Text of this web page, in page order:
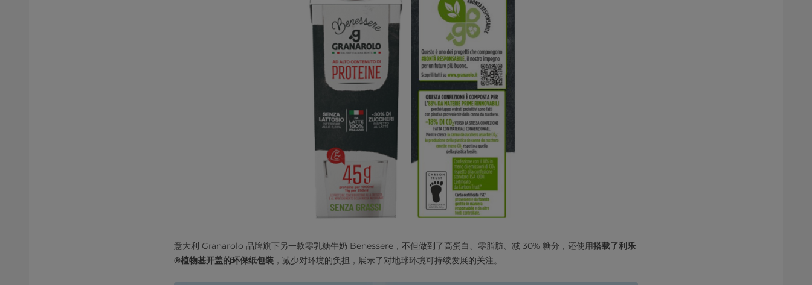
意大利 Granarolo 品牌旗下另一款零乳糖牛奶 Benessere，不但做到了高蛋白、零脂肪、减 30% 糖分，还使用搭载了利乐
®植物基开盖的环保纸包装 ，减少对环境的负担，展示了对地球环境可持续发展的关注。